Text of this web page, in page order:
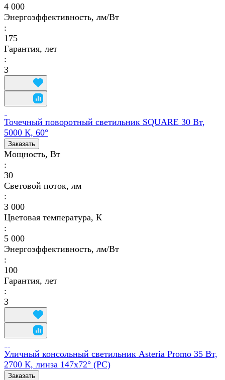
4 000
Энергоэффективность, лм/Вт
:
175
Гарантия, лет
:
3
Точечный поворотный светильник SQUARE 30 Вт,
5000 К, 60°
Заказать
Мощность, Вт
:
30
Световой поток, лм
:
3 000
Цветовая температура, К
:
5 000
Энергоэффективность, лм/Вт
:
100
Гарантия, лет
:
3
Уличный консольный светильник Asteria Promo 35 Вт,
2700 К, линза 147x72° (PC)
Заказать